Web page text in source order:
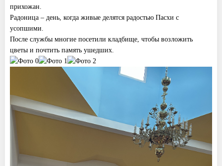
прихожан.
Радоница – день, когда живые делятся радостью Пасхи с
усопшими.
После службы многие посетили кладбище, чтобы возложить
цветы и почтить память ушедших.